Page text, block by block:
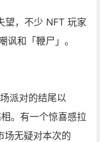
望，不少 NFT 玩家
和「鞭尸」。
派对的结尾以
。有一个惊喜感拉
场无疑对本次的